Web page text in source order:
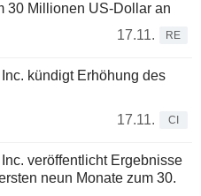
30 Millionen US-Dollar an
17.11.
RE
kündigt Erhöhung des
17.11.
CI
veröffentlicht Ergebnisse
neun Monate zum 30.